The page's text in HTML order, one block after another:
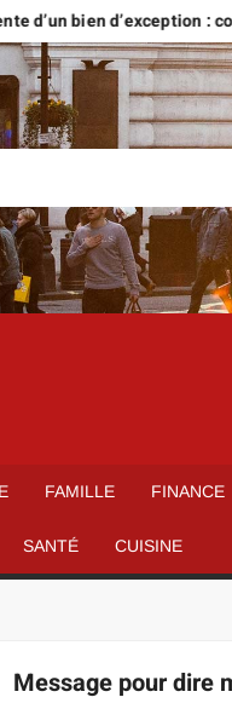
d’exception :
FAMILLE FINANCE
SANTÉ CUISINE
Message pour dire